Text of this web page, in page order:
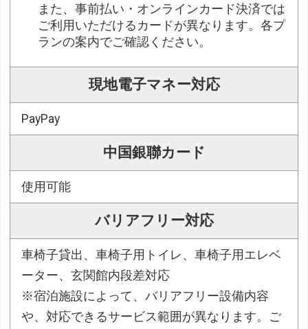
また、事前払い・オンラインカード決済では
ご利用いただけるカードが異なります。各プ
ランの案内でご確認ください。
現地電子マネー対応
PayPay
中国銀聯カード
使用可能
バリアフリー対応
車椅子貸出、車椅子用トイレ、車椅子用エレベ
ーター、玄関館内段差対応
※宿泊施設によって、バリアフリー設備内容
や、対応できるサービス範囲が異なります。ご